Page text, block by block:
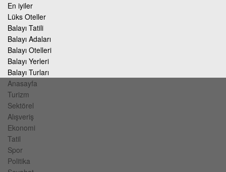
En iyiler
Lüks Oteller
Balayı Tatili
Balayı Adaları
Balayı Otelleri
Balayı Yerleri
Balayı Turları
Anasayfa
Turizm
Sektörel
Alışveriş
Ekonomi
Tatil
Spor
Politika